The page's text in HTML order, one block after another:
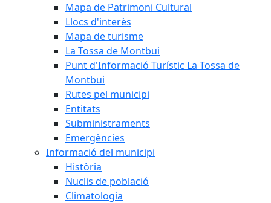
Mapa de Patrimoni Cultural
Llocs d'interès
Mapa de turisme
La Tossa de Montbui
Punt d'Informació Turístic La Tossa de
Montbui
Rutes pel municipi
Entitats
Subministraments
Emergències
Informació del municipi
Història
Nuclis de població
Climatologia